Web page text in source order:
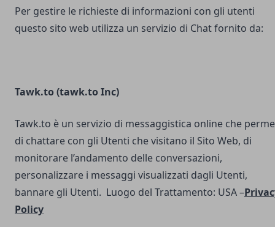
Per gestire le richieste di informazioni con gli utenti
questo sito web utilizza un servizio di Chat fornito da:
Tawk.to (tawk.to Inc)
Tawk.to è un servizio di messaggistica online che
di chattare con gli Utenti che visitano il Sito Web, di
monitorare l’andamento delle conversazioni,
personalizzare i messaggi visualizzati dagli Utenti,
bannare gli Utenti. Luogo del Trattamento: USA –
Policy